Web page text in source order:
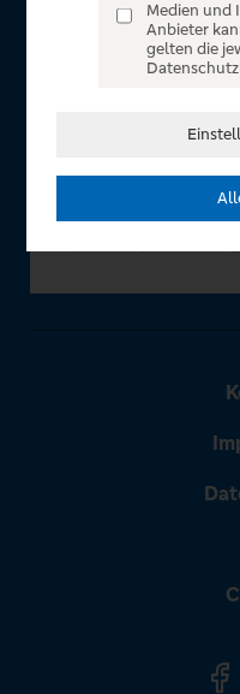
atemberaubende
Fußball-Bundesliga
In
Medien und
Anbieter
gelten die